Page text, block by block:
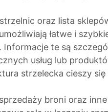
oraz lista
łatwe i
te są
usług lub
strzelecka cieszy się
broni oraz